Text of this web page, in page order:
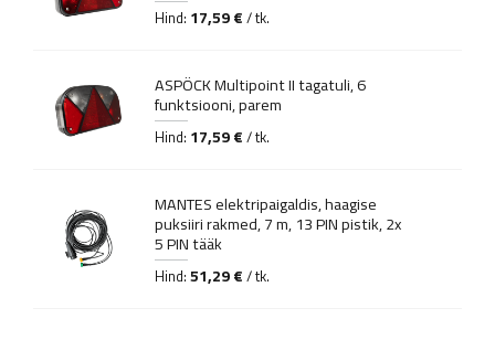
Hind: 17,59 € / tk.
ASPÖCK Multipoint II tagatuli, 6
funktsiooni, parem
Hind: 17,59 € / tk.
MANTES elektripaigaldis, haagise
puksiiri rakmed, 7 m, 13 PIN pistik, 2x
5 PIN tääk
Hind: 51,29 € / tk.